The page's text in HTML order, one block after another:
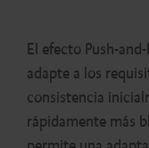
El efecto Push-
adapte a los
consistencia
rápidamente más